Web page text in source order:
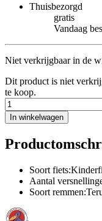
Thuisbezorgd
gratis
Vandaag
Niet verkrijgbaar in de
Dit product is niet
te koop.
In winkelwagen
Soort
Aantal
Soort